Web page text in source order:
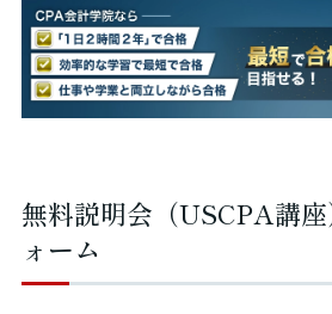
無料説明会（USCPA講
ォーム